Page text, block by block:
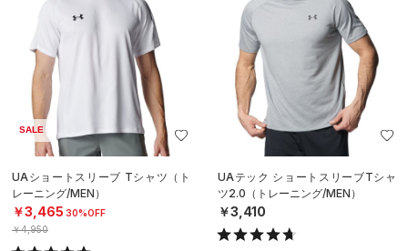
SALE
UAショートスリーブ Tシャツ（ト
レーニング/MEN）
￥3,465 30%OFF
￥4,950
UAテック ショートスリーブTシャ
ツ2.0（トレーニング/MEN）
￥3,410